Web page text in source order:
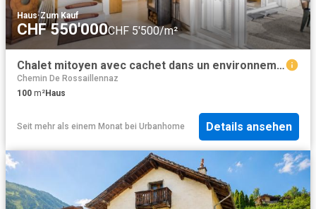
Haus·Zum Kauf
CHF 550'000CHF 5'500/m²
Chalet mitoyen avec cachet dans un environnement paisible et verdoyant
Chemin De Rossaillennaz
100 m²Haus
Seit mehr als einem Monat bei Urbanhome Details ansehen